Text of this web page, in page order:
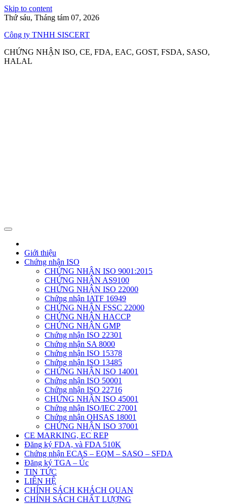
Skip to content
Thứ sáu, Tháng tám 07, 2026
Công ty TNHH SISCERT
CHỨNG NHẬN ISO, CE, FDA, EAC, GOST, FSDA, SASO,
HALAL
Giới thiệu
Chứng nhận ISO
CHỨNG NHẬN ISO 9001:2015
CHỨNG NHẬN AS9100
CHỨNG NHẬN ISO 22000
Chứng nhận IATF 16949
CHỨNG NHẬN FSSC 22000
CHỨNG NHẬN HACCP
CHỨNG NHẬN GMP
Chứng nhận ISO 22301
Chứng nhận SA 8000
Chứng nhận ISO 15378
Chứng nhận ISO 13485
CHỨNG NHẬN ISO 14001
Chứng nhận ISO 50001
Chứng nhận ISO 22716
CHỨNG NHẬN ISO 45001
Chứng nhận ISO/IEC 27001
Chứng nhận OHSAS 18001
CHỨNG NHẬN ISO 37001
CE MARKING, EC REP
Đăng ký FDA, và FDA 510K
Chứng nhận ECAS – EQM – SASO – SFDA
Đăng ký TGA – Úc
TIN TỨC
LIÊN HỆ
CHÍNH SÁCH KHÁCH QUAN
CHÍNH SÁCH CHẤT LƯỢNG